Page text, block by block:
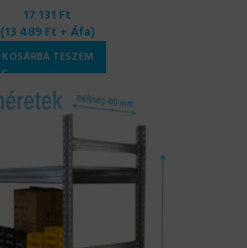
17 131 Ft
(13 489Ft + Áfa)
KOSÁRBA TESZEM